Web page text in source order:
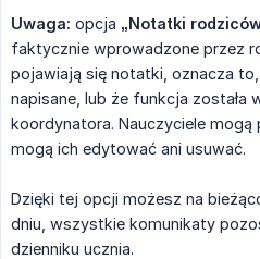
Uwaga: opcja „Notatki
faktycznie wprowadzone przez
pojawiają się notatki, oznacza
napisane, lub że funkcja została
koordynatora. Nauczyciele mogą
mogą ich edytować ani usuwać.
Dzięki tej opcji możesz na
dniu, wszystkie komunikaty
dzienniku ucznia.